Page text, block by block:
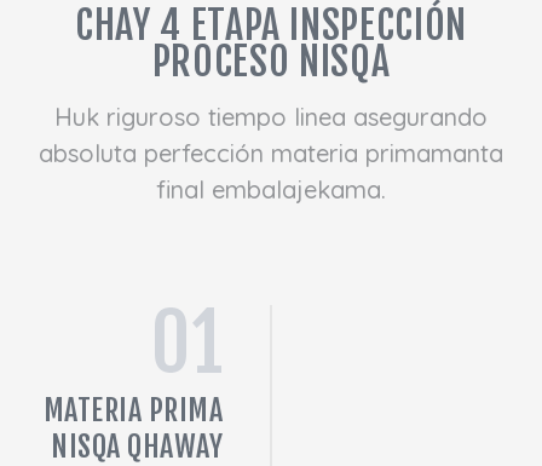
CHAY 4 ETAPA INSPECCIÓN
PROCESO NISQA
Huk riguroso tiempo linea asegurando
absoluta perfección materia primamanta
final embalajekama.
01
MATERIA PRIMA
NISQA QHAWAY